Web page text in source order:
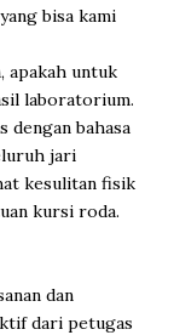
bisa kami
apakah untuk
laboratorium.
dengan bahasa
jari
kesulitan fisik
kursi roda.
dan
dari petugas